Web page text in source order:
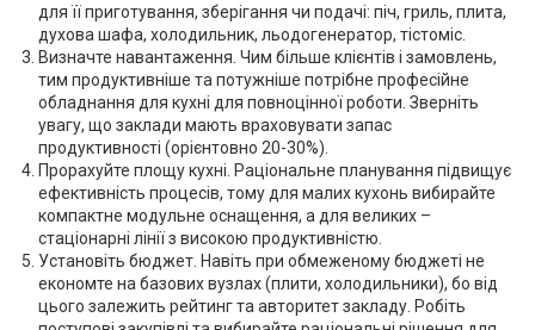
для її приготування, зберігання чи подачі: піч, гриль, плита,
духова шафа, холодильник, льодогенератор, тістоміс.
Визначте навантаження. Чим більше клієнтів і замовлень,
тим продуктивніше та потужніше потрібне професійне
обладнання для кухні для повноцінної роботи. Зверніть
увагу, що заклади мають враховувати запас
продуктивності (орієнтовно 20-30%).
Прорахуйте площу кухні. Раціональне планування підвищує
ефективність процесів, тому для малих кухонь вибирайте
компактне модульне оснащення, а для великих –
стаціонарні лінії з високою продуктивністю.
Установіть бюджет. Навіть при обмеженому бюджеті не
економте на базових вузлах (плити, холодильники), бо від
цього залежить рейтинг та авторитет закладу. Робіть